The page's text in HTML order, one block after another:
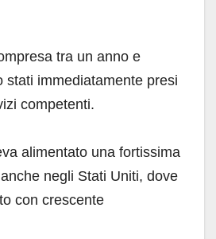
tra un anno e
stati immediatamente presi
competenti.
alimentato una fortissima
negli Stati Uniti, dove
con crescente